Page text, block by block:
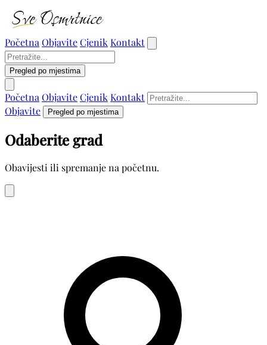
Početna ObjaviteCjenik Kontakt
Pregled po mjestima
Početna ObjaviteCjenik Kontakt
Objavite
Pregled po mjestima
Odaberite grad
Obavijesti ili spremanje na početnu.